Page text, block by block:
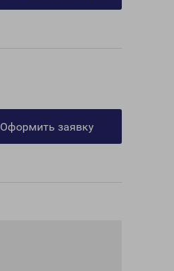
Оформить заявку